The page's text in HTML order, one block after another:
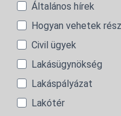
Általános hírek
Hogyan vehetek
Civil ügyek
Lakásügynökség
Lakáspályázat
Lakótér